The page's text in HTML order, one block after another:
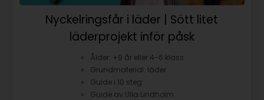
Nyckelringsfår i läder | Sött litet
läderprojekt inför påsk
Ålder: +9 år eller 4-6 klass
Grundmaterial: läder
Guide i 10 steg
Guide av Ulla Lindholm